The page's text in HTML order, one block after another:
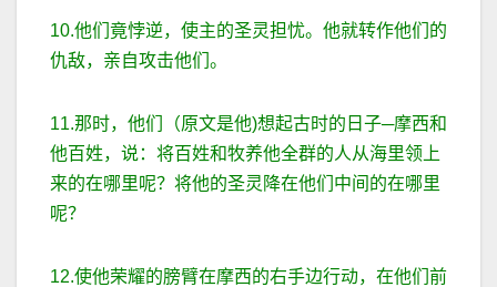
10.他们竟悖逆，使主的圣灵担忧。他就转作他们的
仇敌，亲自攻击他们。
11.那时，他们（原文是他)想起古时的日子─摩西和
他百姓，说：将百姓和牧养他全群的人从海里领上
来的在哪里呢？将他的圣灵降在他们中间的在哪里
呢？
12.使他荣耀的膀臂在摩西的右手边行动，在他们前